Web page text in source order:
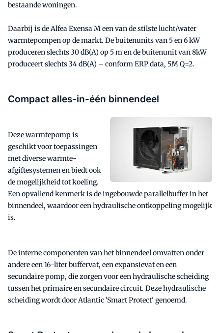
bestaande woningen.
Daarbij is de Alfea Exensa M een van de stilste lucht/water
warmtepompen op de markt. De buitenunits van 5 en 6 kW
produceren slechts 30 dB(A) op 5 m en de buitenunit van 8kW
produceert slechts 34 dB(A) – conform ERP data, 5M Q=2.
Compact alles-in-één binnendeel
Deze warmtepomp is
geschikt voor toepassingen
met diverse warmte-
afgiftesystemen en biedt ook
de mogelijkheid tot koeling.
Een opvallend kenmerk is de ingebouwde parallelbuffer in het
binnendeel, waardoor een hydraulische ontkoppeling mogelijk
is.
De interne componenten van het binnendeel omvatten onder
andere een 16-liter buffervat, een expansievat en een
secundaire pomp, die zorgen voor een hydraulische scheiding
tussen het primaire en secundaire circuit. Deze hydraulische
scheiding wordt door Atlantic 'Smart Protect' genoemd.